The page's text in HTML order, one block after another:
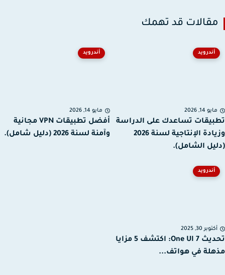
قد تهمك
أندرويد
14, 2026
تساعدك على الدراسة
وزيادة الإنتاجية لسنة 2026
الشامل).
أندرويد
مايو 14, 2026
أفضل تطبيقات VPN مجانية
وآمنة لسنة 2026 (دليل شامل).
أندرويد
30, 2025
تحديث One UI 7: اكتشف 5 مزايا
في هواتف...